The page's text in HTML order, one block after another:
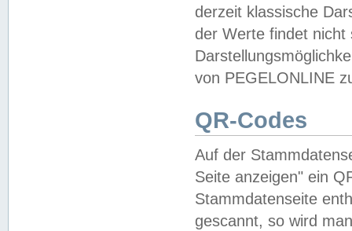
derzeit klassische
der Werte findet
von PEGELONLINE
QR-Codes
Auf der
Seite anzeigen" ein
Stammdatenseite
gescannt, so wird